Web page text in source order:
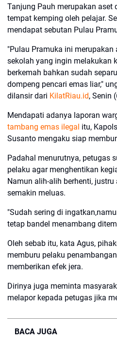
Tanjung Pauh merupakan aset
tempat kemping oleh pelajar.
mendapat sebutan Pulau
"Pulau Pramuka ini
sekolah yang ingin melakukan
berkemah bahkan sudah
dompeng pencari emas liar,"
dilansir dari KilatRiau.id, Senin
Mendapati adanya laporan
tambang emas ilegal itu,
Susanto mengaku siap
Padahal menurutnya, petugas
pelaku agar menghentikan
Namun alih-alih berhenti,
semakin meluas.
"Sudah sering di
tetap bandel menambang
Oleh sebab itu, kata Agus,
memburu pelaku
memberikan efek jera.
Dirinya juga meminta
melapor kepada petugas jika
BACA JUGA